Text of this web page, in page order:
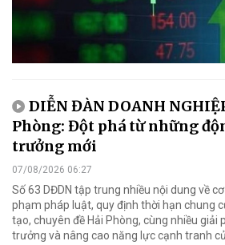
DIỄN ĐÀN DOANH
Phòng: Đột phá từ những
trưởng mới
07/08/2026 06:27
Số 63 DĐDN tập trung nhiều nội dung về
phạm pháp luật, quy định thời hạn chung
tạo, chuyên đề Hải Phòng, cùng nhiều giải
trưởng và nâng cao năng lực cạnh tranh